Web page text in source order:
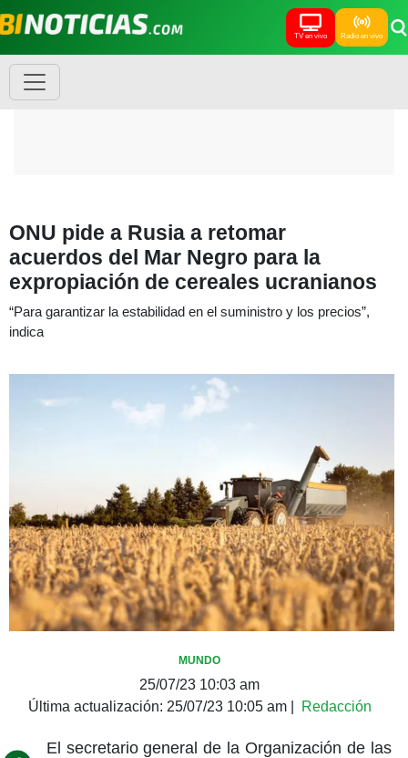
TV en vivo Radio en vivo
ONU pide a Rusia a retomar
acuerdos del Mar Negro para la
expropiación de cereales ucranianos
“Para garantizar la estabilidad en el suministro y los precios”,
indica
MUNDO
25/07/23 10:03 am
Última actualización: 25/07/23 10:05 am| Redacción
El secretario general de la Organización de las